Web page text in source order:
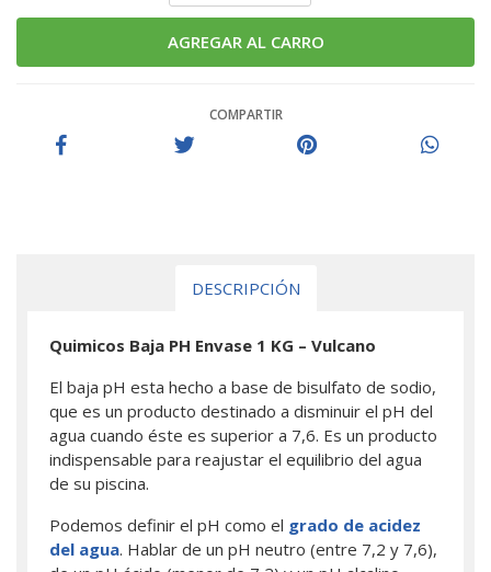
COMPARTIR
DESCRIPCIÓN
Quimicos Baja PH Envase 1 KG – Vulcano
El baja pH esta hecho a base de bisulfato de sodio,
que es un producto destinado a disminuir el pH del
agua cuando éste es superior a 7,6. Es un producto
indispensable para reajustar el equilibrio del agua
de su piscina.
Podemos definir el pH como el grado de acidez
del agua. Hablar de un pH neutro (entre 7,2 y 7,6),